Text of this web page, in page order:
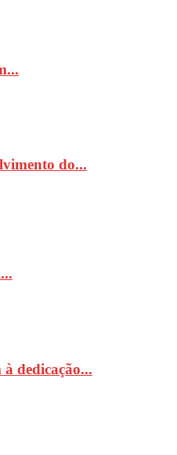
do...
dedicação...